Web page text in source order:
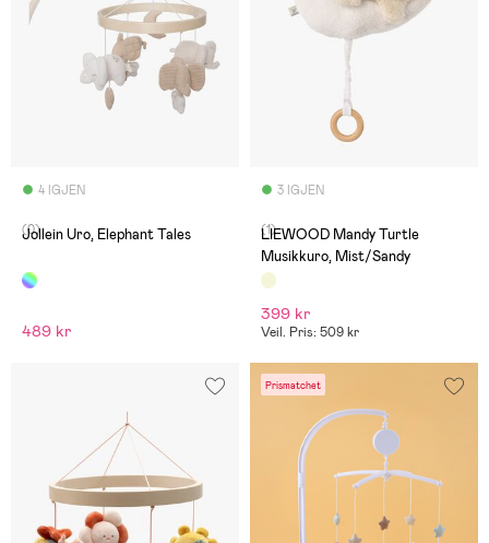
4 IGJEN
(0)
Jollein Uro, Elephant Tales
489 kr
3 IGJEN
(1)
LIEWOOD Mandy Turtle
Musikkuro, Mist/Sandy
399 kr
Veil. Pris: 509 kr
Prismatchet